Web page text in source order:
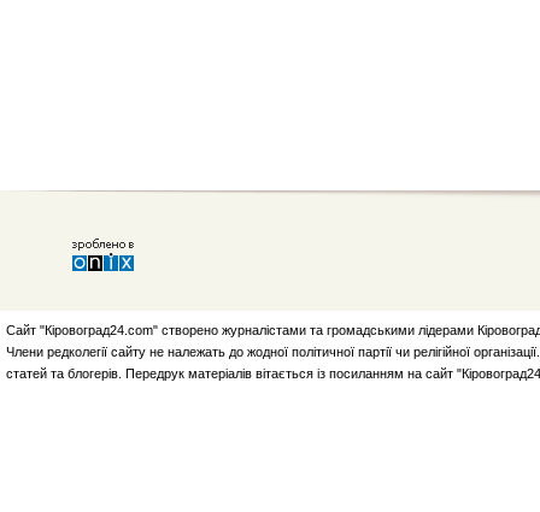
Сайт "Кіровоград24.com" створено журналістами та громадськими лідерами
Члени редколегії сайту не належать до жодної політичної партії чи релігійної
статей та блогерів. Передрук матеріалів вітається із посиланням на сайт